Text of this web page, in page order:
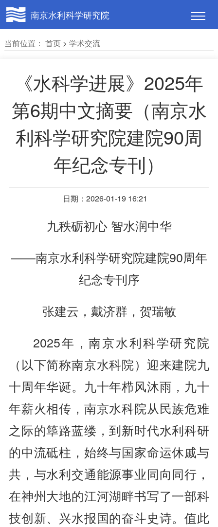
南京水利科学研究院
当前位置： 首页> 学术交流
《水科学进展》2025年
第6期中文摘要（南京水
利科学研究院建院90周
年纪念专刊）
日期：2026-01-19 16:21
九秩砺初心 智水润中华
——南京水利科学研究院建院90周年
纪念专刊序
张建云，戴济群，贺瑞敏
2025年，南京水利科学研究院
（以下简称南京水科院）迎来建院九
十周年华诞。九十年栉风沐雨，九十
年薪火相传，南京水科院从民族危难
之际的筚路蓝缕，到新时代水利科研
的中流砥柱，始终与国家命运休戚与
共，与水利交通能源事业同向同行，
在神州大地的江河湖畔书写了一部科
技创新、兴水报国的奋斗史诗。值此